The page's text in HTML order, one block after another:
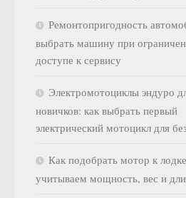
Ремонтопригодность
выбрать машину при
доступе к сервису
Электромотоциклы эндуро
новичков: как выбрать первый
электрический мотоцикл для
Как подобрать мотор к
учитываем мощность, вес и